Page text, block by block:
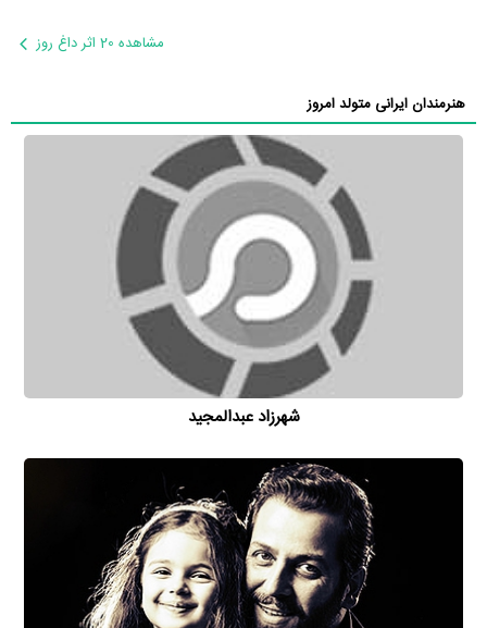
مشاهده 20 اثر داغ روز
هنرمندان ایرانی متولد امروز
شهرزاد عبدالمجید